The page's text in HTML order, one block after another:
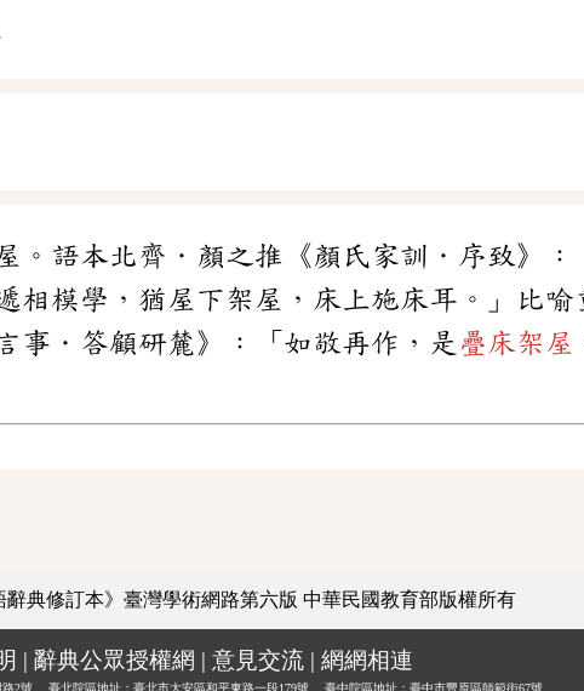
。語本北齊．顏之推《顏氏家訓．序致》
相模學，猶屋下架屋，床上施床耳。」比喻
事．答顧研麓》：「如敬再作，是 疊床架屋
辭典修訂本》臺灣學術網路第六版 中華民國教育部版權所有
| 辭典公眾授權網 | 意見交流 | 網網相連
2號、 臺北院區地址：臺北市大安區和平東路一段179號、 臺中院區地址：臺中市豐原區師範街67號